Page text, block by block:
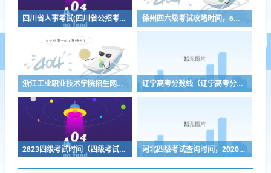
四川省人事考试(四川省公招考试下载凯发k8官网) 徐州四六级考试攻略时间，6级菜有哪些
浙江工业职业技术学院招生网（浙江工业职业技术学院招生办电话） 辽宁高考分数线（辽宁高考分数线2023）
2823四级考试时间（四级考试时间2031） 河北四级考试查询时间，2020河北四级联考什么时间出成绩